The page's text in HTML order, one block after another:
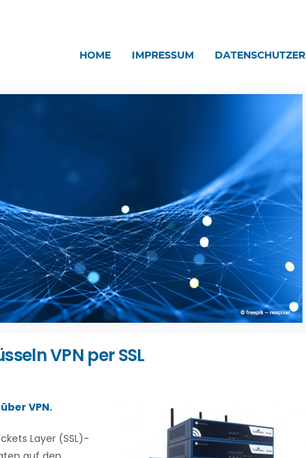
HOME IMPRESSUM
VPN per SSL
VPN.
Layer (SSL)-